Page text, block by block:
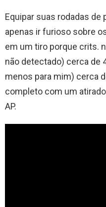
Equipar suas rodadas de
apenas ir furioso sobre
em um tiro porque crits.
não detectado) cerca de
menos para mim) cerca
completo com um
AP.